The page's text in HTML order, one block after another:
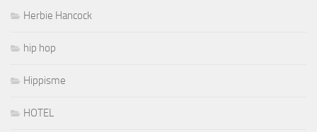
Herbie Hancock
hip hop
Hippisme
HOTEL